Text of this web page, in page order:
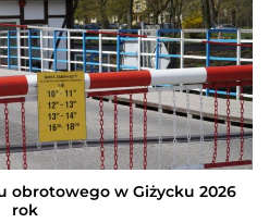
obrotowego w Giżycku 2026
rok